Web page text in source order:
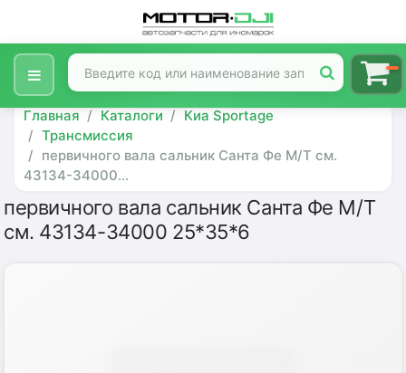
Главная Каталоги
Киа Sportage
Трансмиссия
первичного вала сальник Санта Фе М/Т см.
43134-34000...
первичного вала сальник Санта Фе М/Т
см. 43134-34000 25*35*6